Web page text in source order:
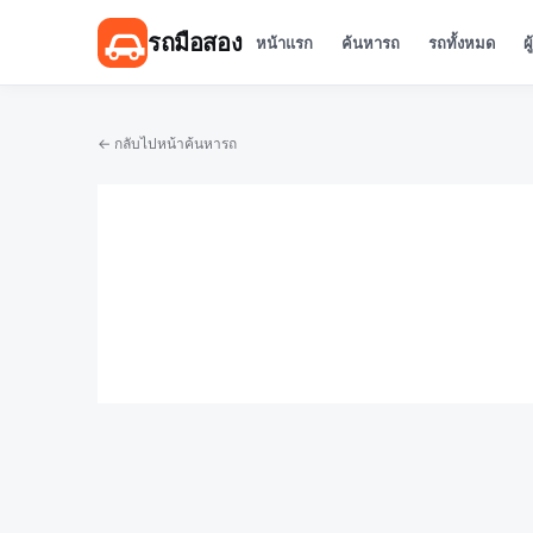
รถมือสอง หน้าแรก ค้นหารถ รถทั้งหมด
← กลับไปหน้าค้นหารถ